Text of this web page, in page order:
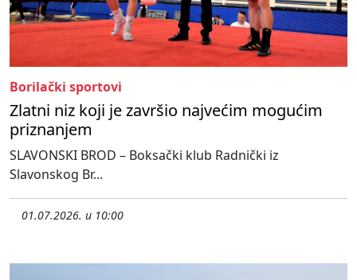
Borilački sportovi
Zlatni niz koji je završio najvećim mogućim
priznanjem
SLAVONSKI BROD – Boksački klub Radnički iz
Slavonskog Br...
01.07.2026. u 10:00